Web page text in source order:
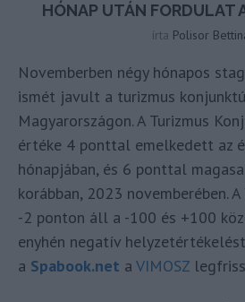
HÓNAP UTÁN FORDULAT
írta Polisor
Novemberben négy hónapos
ismét javult a turizmus
Magyarországon. A Turizmus
értéke 4 ponttal emelkedett az
hónapjában, és 6 ponttal
korábban, 2023 novemberében.
-2 ponton áll a -100 és +100
enyhén negatív
a Spabook.net a VIMOSZ